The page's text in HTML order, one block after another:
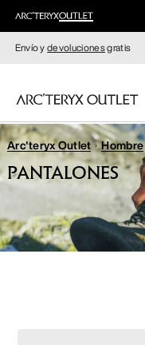
Envío ydevolucionesgratis
MUJERE
HOMBRE
Arc'teryx Outlet Hombre
PANTALONES